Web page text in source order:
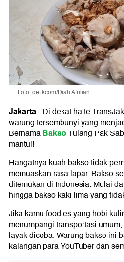
Foto: detikcom/Diah Afrilian
Jakarta-Di dekat halte
warung tersembunyi yang
BernamaBaksoTulang Pak
mantul!
Hangatnya kuah bakso tidak
memuaskan rasa lapar. Bakso
ditemukan di Indonesia. Mulai
hingga bakso kaki lima yang
Jika kamu foodies yang hobi
menumpangi transportasi
layak dicoba. Warung bakso ini
kalangan para YouTuber dan